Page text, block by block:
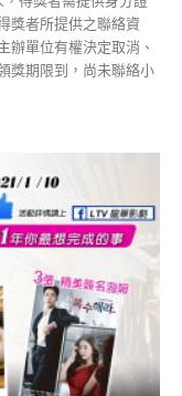
獎者所提供之聯絡資
辦單位有權決定取消、
獎期限到，尚未聯絡小